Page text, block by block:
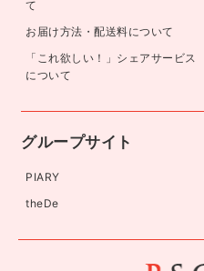
て
お届け方法・配送料について
「これ欲しい！」シェアサービス
について
グループサイト
PIARY
theDe